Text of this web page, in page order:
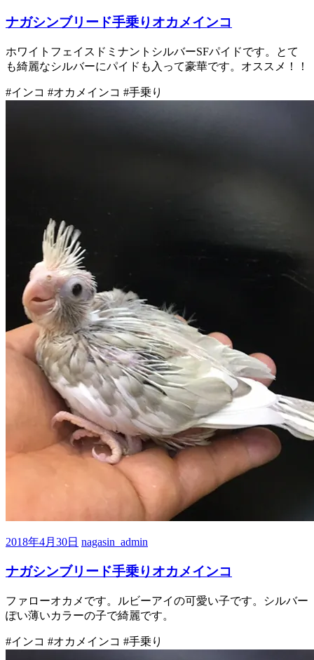
ナガシンブリード手乗りオカメインコ
ホワイトフェイスドミナントシルバーSFパイドです。とて
も綺麗なシルバーにパイドも入って豪華です。オススメ！！
#インコ #オカメインコ #手乗り
2018年4月30日 nagasin_admin
ナガシンブリード手乗りオカメインコ
ファローオカメです。ルビーアイの可愛い子です。シルバー
ぽい薄いカラーの子で綺麗です。
#インコ #オカメインコ #手乗り